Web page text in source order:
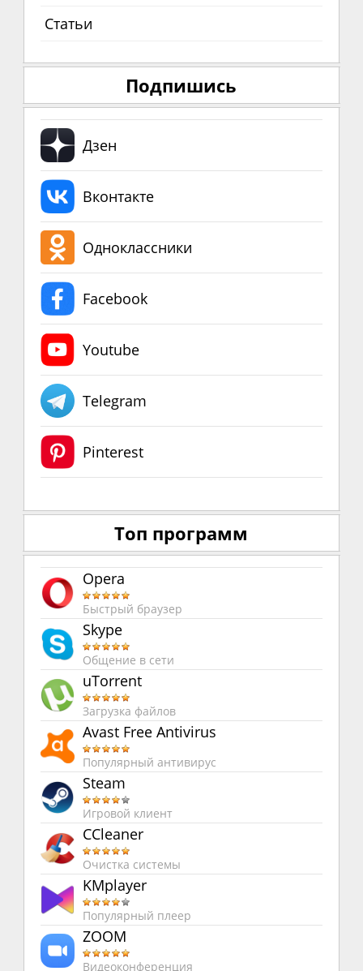
Статьи
Подпишись
Дзен
Вконтакте
Одноклассники
Facebook
Youtube
Telegram
Pinterest
Топ программ
Opera
Быстрый браузер
Skype
Общение в сети
uTorrent
Загрузка файлов
Avast Free Antivirus
Популярный антивирус
Steam
Игровой клиент
CCleaner
Очистка системы
KMplayer
Популярный плеер
ZOOM
Видеоконференция